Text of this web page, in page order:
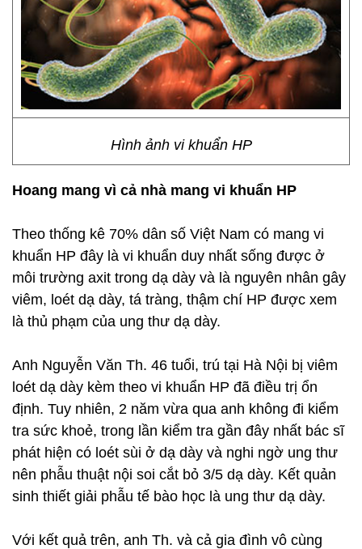
Hình ảnh vi khuẩn HP
Hoang mang vì cả nhà mang vi khuẩn HP
Theo thống kê 70% dân số Việt Nam có mang vi
khuẩn HP đây là vi khuẩn duy nhất sống được ở
môi trường axit trong dạ dày và là nguyên nhân gây
viêm, loét dạ dày, tá tràng, thậm chí HP được xem
là thủ phạm của ung thư dạ dày.
Anh Nguyễn Văn Th. 46 tuổi, trú tại Hà Nội bị viêm
loét dạ dày kèm theo vi khuẩn HP đã điều trị ổn
định. Tuy nhiên, 2 năm vừa qua anh không đi kiểm
tra sức khoẻ, trong lần kiểm tra gần đây nhất bác sĩ
phát hiện có loét sùi ở dạ dày và nghi ngờ ung thư
nên phẫu thuật nội soi cắt bỏ 3/5 dạ dày. Kết quản
sinh thiết giải phẫu tế bào học là ung thư dạ dày.
Với kết quả trên, anh Th. và cả gia đình vô cùng